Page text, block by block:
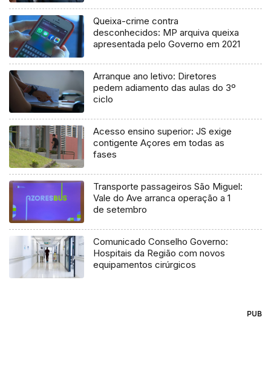
Queixa-crime contra
desconhecidos: MP arquiva queixa
apresentada pelo Governo em 2021
Arranque ano letivo: Diretores
pedem adiamento das aulas do 3º
ciclo
Acesso ensino superior: JS exige
contigente Açores em todas as
fases
Transporte passageiros São Miguel:
Vale do Ave arranca operação a 1
de setembro
Comunicado Conselho Governo:
Hospitais da Região com novos
equipamentos cirúrgicos
PUB